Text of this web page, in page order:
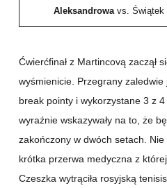
Aleksandrowavs. Świątek
Ćwierćfinał z Martincovą zaczął
wyśmienicie. Przegrany
break pointy i wykorzystane 3 z
wyraźnie wskazywały na to, że
zakończony w dwóch setach.
krótka przerwa medyczna z
Czeszka wytrąciła rosyjską